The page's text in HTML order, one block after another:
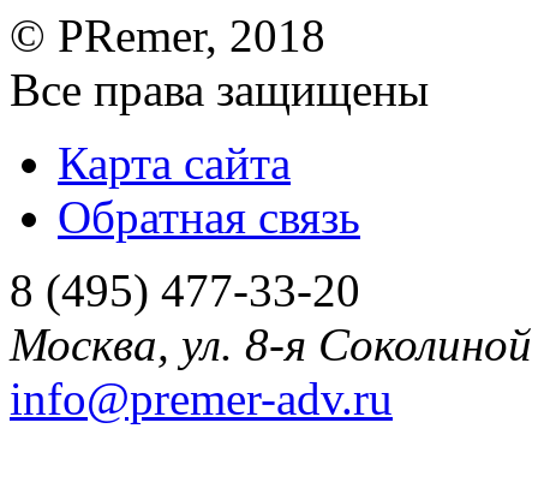
© PRemer, 2018
Все права защищены
Карта сайта
Обратная связь
8 (495) 477-33-20
Москва, ул. 8-я
info@premer-adv.ru